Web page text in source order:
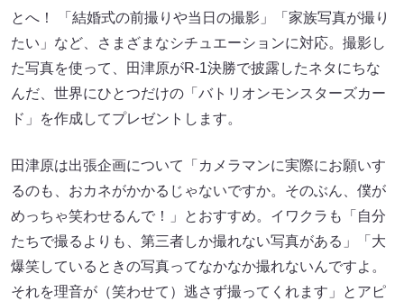
とへ！ 「結婚式の前撮りや当日の撮影」「家族写真が撮り
たい」など、さまざまなシチュエーションに対応。撮影し
た写真を使って、田津原がR-1決勝で披露したネタにちな
んだ、世界にひとつだけの「バトリオンモンスターズカー
ド」を作成してプレゼントします。
田津原は出張企画について「カメラマンに実際にお願いす
るのも、おカネがかかるじゃないですか。そのぶん、僕が
めっちゃ笑わせるんで！」とおすすめ。イワクラも「自分
たちで撮るよりも、第三者しか撮れない写真がある」「大
爆笑しているときの写真ってなかなか撮れないんですよ。
それを理音が（笑わせて）逃さず撮ってくれます」とアピ